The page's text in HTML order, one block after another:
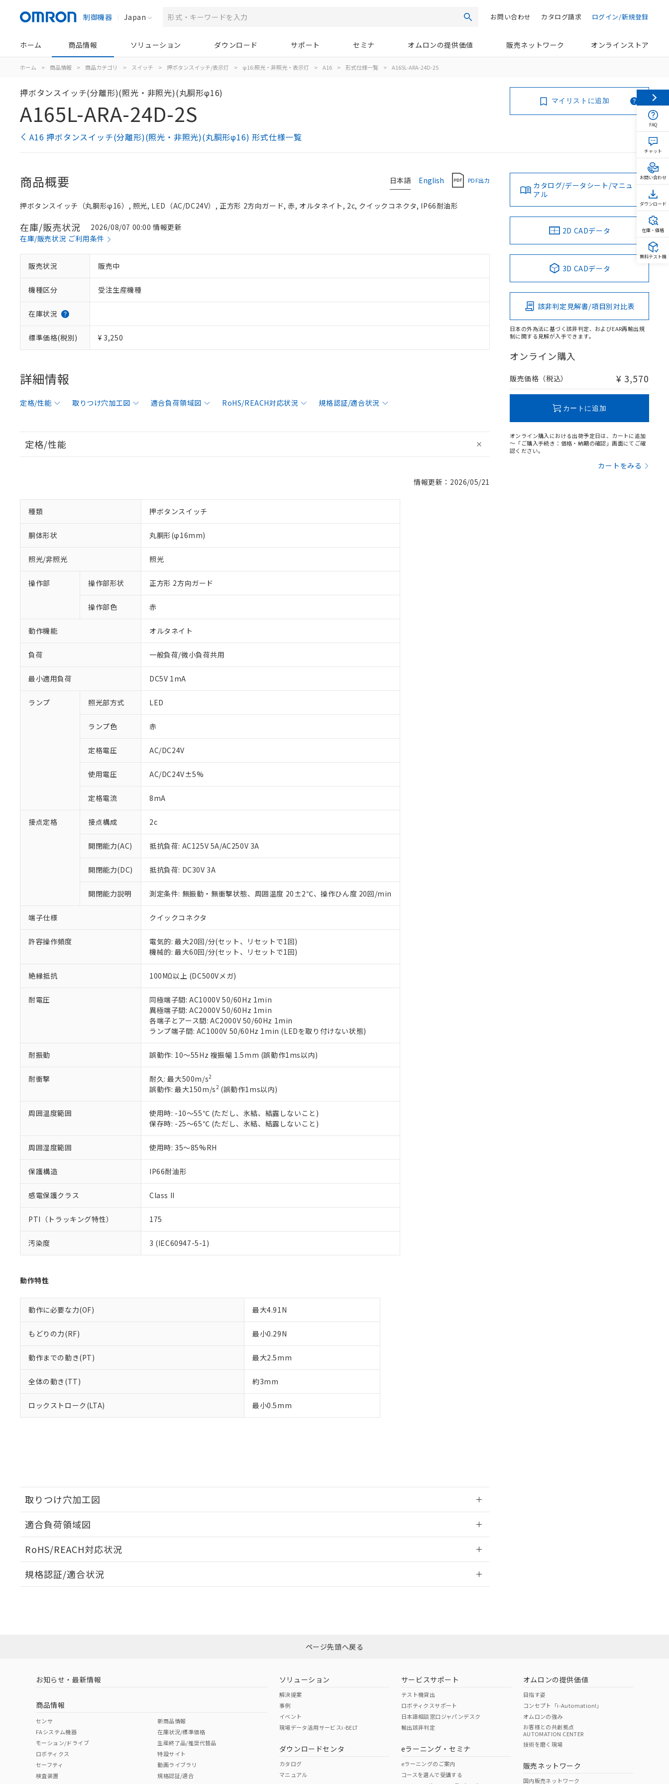
制御機器 Japan 検索 ログイン/新規登録
カタログ請求
お問い合わせ
ホーム 商品情報 ソリューション ダウンロード サポート セミナ オムロンの提供価値 販売ネットワーク オンラインストア
ホーム > 商品情報 > 商品カテゴリ > スイッチ > 押ボタンスイッチ/表示灯 > φ16:照光・非照光・表示灯 > A16 > 形式仕様一覧 > A165L-ARA-24D-2S
押ボタンスイッチ(分離形)(照光・非照光)(丸胴形φ16)
A165L-ARA-24D-2S
A16 押ボタンスイッチ(分離形)(照光・非照光)(丸胴形φ16) 形式仕様一覧
マイリストに追加
日本語 English PDF出力
商品概要
押ボタンスイッチ（丸胴形φ16）, 照光, LED（AC/DC24V）, 正方形 2方向ガード, 赤, オルタネイト, 2c, クイックコネクタ, IP66耐油形
在庫/販売状況
2026/08/07 00:00 情報更新
在庫/販売状況 ご利用条件
販売状況 販売中
機種区分 受注生産機種
在庫状況
標準価格(税別) ¥ 3,250
詳細情報
定格/性能 取りつけ穴加工図 適合負荷領域図 RoHS/REACH対応状況 規格認証/適合状況
定格/性能
情報更新：2026/05/21
種類 押ボタンスイッチ
胴体形状 丸胴形(φ16mm)
照光/非照光 照光
操作部 操作部形状 正方形 2方向ガード
操作部色 赤
動作機能 オルタネイト
負荷 一般負荷/微小負荷共用
最小適用負荷 DC5V 1mA
ランプ 照光部方式 LED
ランプ色 赤
定格電圧 AC/DC24V
使用電圧 AC/DC24V±5%
定格電流 8mA
接点定格 接点構成 2c
開閉能力(AC) 抵抗負荷: AC125V 5A/AC250V 3A
開閉能力(DC) 抵抗負荷: DC30V 3A
開閉能力説明 測定条件: 無振動・無衝撃状態、周囲温度 20±2℃、操作ひん度 20回/min
端子仕様 クイックコネクタ
許容操作頻度
電気的: 最大20回/分(セット、リセットで1回)
機械的: 最大60回/分(セット、リセットで1回)
絶縁抵抗 100MΩ以上 (DC500Vメガ)
耐電圧
同極端子間: AC1000V 50/60Hz 1min
異極端子間: AC2000V 50/60Hz 1min
各端子とアース間: AC2000V 50/60Hz 1min
ランプ端子間: AC1000V 50/60Hz 1min (LEDを取り付けない状態)
耐振動 誤動作: 10～55Hz 複振幅 1.5mm (誤動作1ms以内)
耐衝撃 耐久: 最大500m/s2
誤動作: 最大150m/s2(誤動作1ms以内)
周囲温度範囲
使用時: -10～55℃ (ただし、氷結、結露しないこと)
保存時: -25～65℃ (ただし、氷結、結露しないこと)
周囲湿度範囲 使用時: 35～85%RH
保護構造 IP66耐油形
感電保護クラス Class II
PTI（トラッキング特性） 175
汚染度 3 (IEC60947-5-1)
動作特性
動作に必要な力(OF) 最大4.91N
もどりの力(RF) 最小0.29N
動作までの動き(PT) 最大2.5mm
全体の動き(TT) 約3mm
ロックストローク(LTA) 最小0.5mm
取りつけ穴加工図
適合負荷領域図
RoHS/REACH対応状況
EU RoHS 注意事項・凡例
ダウンロードはこちら
中国 RoHS 注意事項・凡例
中国 RoHS表
Pb Hg Cr(VI)
O O
規格認証/適合状況
（イギリス
（ノルウェー
（日本
（アメリカ
この製品の規格認証/適合状況ページへ
その他の認証はこちらのページからご検索ください
カタログ/データシート/マニュ
アル
2D CADデータ
3D CADデータ
該非判定見解書/項目別対比表
日本の外為法に基づく該非判定、およびEAR再輸出規
制に関する見解が入手できます。
オンライン購入
販売価格（税込） ¥ 3,570
カートに追加
オンライン購入における出荷予定日は、カートに追加
～「ご購入手続き：価格・納期の確認」画面にてご確
認ください。
カートをみる
ご利用条件
以下の条件をお読みいただき、同意のうえご利用ください。
本サービスは、当社制御機器事業取扱商品の当社在庫状況および標準価格(税抜)を提供させていただ
当社制御機器事業取扱商品の中には、本サービスの対象外となる商品もあることをご了承ください。
在庫状況および標準価格照会結果は、記載している更新日時点での社内データに基づき作成されるも
のであり、閲覧された時点での実際の在庫および標準価格とは異なる場合があることをご了承くださ
正式な納期状況および標準価格はお客様のお取引先、またはお客様担当のオムロン制御機器販売店・
当社販売員にご相談ください。
オムロン制御機器販売店や当社販売拠点は「
在庫状況および標準価格結果を当社の事前の承諾なく第三者に漏洩または開示しないようお願いしま
す。
マイパーツ機能（部品リスト作成サービス）をご利用いただくには、I-Webメンバーズにご登録され
ている必要があります。
お客様が当ウェブサイト上で当社にご登録された部品リストについて、当社および当社の共同利用者
が、当社の製品・サービスに関するお客様との取引・商談に必要な範囲で利用することをご了承くだ
※当社の共同利用者とは、
いる法人を指します。
※1 対応状況
対応済み：EU RoHS指令（10物質）の非含有に対応した製品が提供可能な商品です。
対応予定：EU RoHS指令（10物質）の非含有に対応した製品に切り替える予定のある商品です。
対応予定なし：EU RoHS指令（10物質）の非含有に非対応の商品で、対応品を出す予定はありません。
非該当品：ライセンス料など無形物で、有害物質有無と関係のない商品です。
仕入先様の事情により、非含有部品としていたものが、含有品と判明した場合などやむを得ず変更すること
があります。
*EU RoHS指令（10物質）：
鉛(Pb) 1000ppm以下、 水銀(Hg) 1000ppm以下、 カドミウム(Cd) 100ppm以下、
六価クロム(Cr(Ⅵ)) 1000ppm以下、ポリ臭化ビフェニル類(PBB) 1000ppm以下、ポリ臭化ジフェニルエーテル類(PBDE) 1000ppm以下、
フタル酸ビス(2-エチルヘキシル) (DEHP)(別名：DOP) 1000ppm以下、フタル酸ブチルベンジル（BBP） 1000ppm以下、フタル酸ジブチ
ル（DBP） 1000ppm以下、フタル酸ジイソブチル (DIBP) 1000ppm以下
但し、RoHS指令で産業用監視および制御機器に対する適用除外項目は除く。
※2 対応予定月
部品在庫の切り替え状況などにより、予定月が前後することがあります。
※3 非含有証明書ダウンロード
下記の非含有証明書をダウンロードすることができます。
EU RoHS指令（10物質）の非含有証明書
51物質の非含有証明書（当社基準）
※本証明書は発行日時点で非含有を証明するもので、過去に遡って非含有を証明するものではありません。
また、RoHS指令のフタル酸エステル類４物質の対応では、対応完了までの期間は出荷製品に未対応品が
混在することから備考欄に対応日を記載しておりました。
既に当社にて対応品への在庫切替を完了していることから、特段のことがない限り、2022年1月12日よ
り割愛しております。
※1 中国RoHS○×表
「×」：最大均質材料含有率が中国RoHSの基準値を超えていることを示します。
「－」：未確認です。当社販売部門へお問い合わせください。
*中国RoHS10物質の基準値 (GB/T26572)：
Pb(鉛) :1000ppm、 Hg(水銀) : 1000ppm、 Cd(カドミウム) : 100ppm、
Cr(Ⅵ)(六価クロム) : 1000ppm、 PBBs(ポリ臭化ビフェニル類) : 1000ppm、 PBDEs(ポリ臭化ジフェニルエーテル類) : 1000ppm、
DBP(フタル酸ジブチル) : 1000ppm、 DIBP(フタル酸ジイソブチル) : 1000ppm、 BBP(フタル酸ブチルベンジル) : 1000ppm、
DEHP(フタル酸ビス(2-エチルヘキシル)) : 1000ppm
※2 環境保護使用期限
「ｅ」：有害物質（10物質）のすべてが基準値以下であることを示します。
「10」：通常の使用状況下において有害物質が外部に漏えいし、環境に深刻な影響を及ぼさない年数を意
味します。
「－」：未確認です。当社販売部門へお問い合わせください。
当社は、これら貴社製品のうち、外国為替および外国貿易法に定める商品（以下｢規制貨物等」とい
う）を輸出または国外への提供する場合は、日本国政府の輸出許可(または役務取引許可)を取得する
などの必要な手続きをとります。
当社は規制貨物を破棄する場合は、完全に破砕するなど、違法に輸出されないよう必要な手段を講じ
ます。
置等に一切使用いたしません。
当社は、貴社製品を第三者に販売する場合は、上記1、2および3の内容を当該第三者に通知します。
また当社は、販売先および販売に係わる関係者が違法に輸出するおそれがある場合は、取り引きをい
たしません。
記
号
説明
○ 一定数以上の在庫あり
△ 一定数には満たないが在庫あり
－
在庫なし(最新の在庫状況については、お客様のお取引先、またはお客様担当のオムロン制御
機器販売店・当社販売員にご確認ください)
白
ページ先頭へ戻る
お知らせ・最新情報
商品情報
センサ
FAシステム機器
モーション/ドライブ
ロボティクス
セーフティ
検査装置
新商品情報
在庫状況/標準価格
生産終了品/推奨代替品
特設サイト
動画ライブラリ
規格認証/適合
ソリューション
解決提案
事例
イベント
現場データ活用サービスi-BELT
ダウンロードセンタ
カタログ
マニュアル
サービスサポート
テスト機貸出
ロボティクスサポート
日本語相談窓口ジャパンデスク
輸出該非判定
eラーニング・セミナ
eラーニングのご案内
コースを選んで受講する
オムロンの提供価値
目指す姿
コンセプト「i-Automation!」
オムロンの強み
お客様との共創拠点
AUTOMATION CENTER
技術を磨く現場
販売ネットワーク
国内販売ネットワーク
FAQ
チャット
お問い合わせ
ダウンロード
在庫・価格
無料テスト機